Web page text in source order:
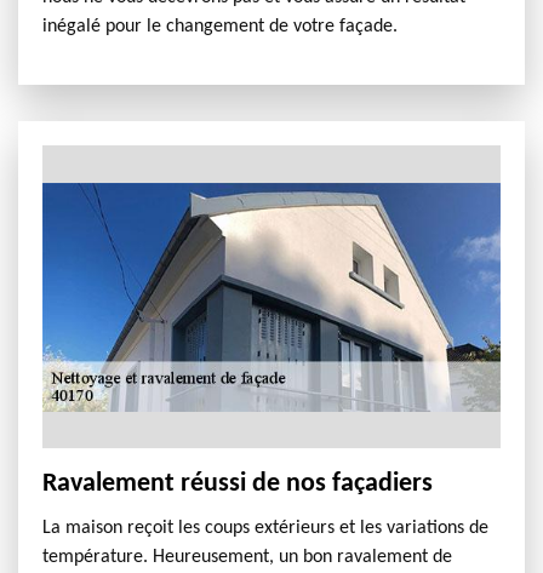
inégalé pour le changement de votre façade.
Ravalement réussi de nos façadiers
La maison reçoit les coups extérieurs et les variations de
température. Heureusement, un bon ravalement de